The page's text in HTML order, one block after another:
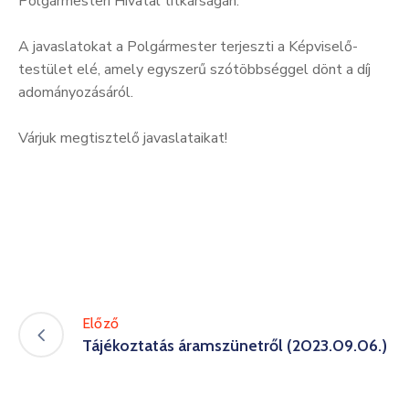
A javaslatokat a Polgármester terjeszti a Képviselő-
testület elé, amely egyszerű szótöbbséggel dönt a díj
adományozásáról.
Várjuk megtisztelő javaslataikat!
Előző
Tájékoztatás áramszünetről (2023.09.06.)